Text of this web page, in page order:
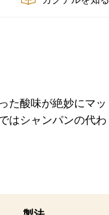
た酸味が絶妙にマッ
はシャンパンの代わ